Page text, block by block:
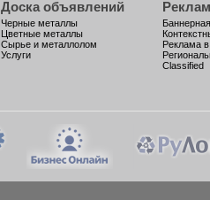
Доска объявлений
Черные металлы
Цветные металлы
Сырье и металлолом
Услуги
Реклама
Classified